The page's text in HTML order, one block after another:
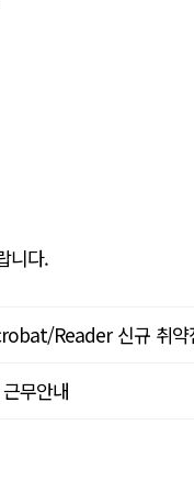
니다.
Reader 신규 취약
무안내